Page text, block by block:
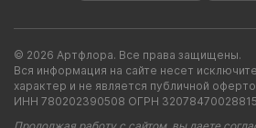
© 2026 Артфлора. Все права защищены.
Вся информация на сайте несет
характер и не является публичной
ИНН 780202390508 ОГРН